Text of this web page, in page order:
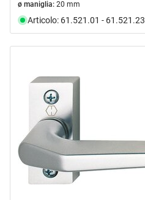
ø maniglia: 20 mm
Articolo: 61.521.01 - 61.521.23